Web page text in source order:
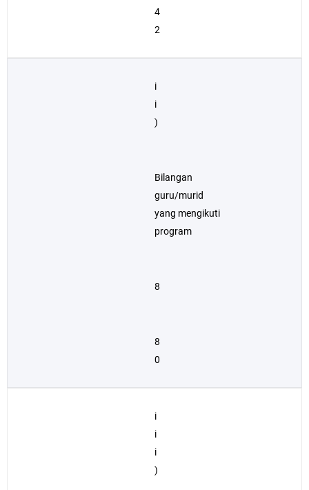
4
2
i
i
)
Bilangan
guru/murid
yang mengikuti
program
8
8
0
i
i
i
)